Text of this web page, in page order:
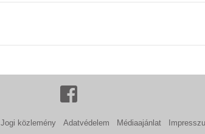
Jogi közlemény Adatvédelem Médiaajánlat